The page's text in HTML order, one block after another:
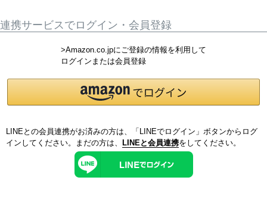
連携サービスでログイン・会員登録
>Amazon.co.jpにご登録の情報を利用して
ログインまたは会員登録
LINEとの会員連携がお済みの方は、「LINEでログイン」ボタンからログ
インしてください。まだの方は、
LINEと会員連携をしてください。